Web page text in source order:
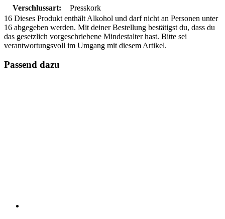
Verschlussart:
Presskork
16 Dieses Produkt enthält Alkohol und darf nicht an Personen unter
16 abgegeben werden. Mit deiner Bestellung bestätigst du, dass du
das gesetzlich vorgeschriebene Mindestalter hast. Bitte sei
verantwortungsvoll im Umgang mit diesem Artikel.
Passend dazu